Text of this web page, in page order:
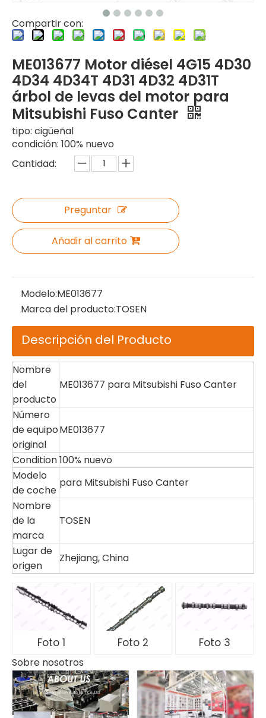
Compartir con:
ME013677 Motor diésel 4G15 4D30
4D34 4D34T 4D31 4D32 4D31T
árbol de levas del motor para
Mitsubishi Fuso Canter
tipo: cigüeñal
condición: 100% nuevo
Cantidad:
Preguntar
Añadir al carrito
Modelo:ME013677
Marca del producto:TOSEN
Descripción del Producto
Nombre
del
producto
ME013677 para Mitsubishi Fuso Canter
Número
de equipo
original
ME013677
Condition100% nuevo
Modelo
de coche
para Mitsubishi Fuso Canter
Nombre
de la
marca
TOSEN
Lugar de
origen
Zhejiang, China
Foto 1 Foto 2 Foto 3
Sobre nosotros